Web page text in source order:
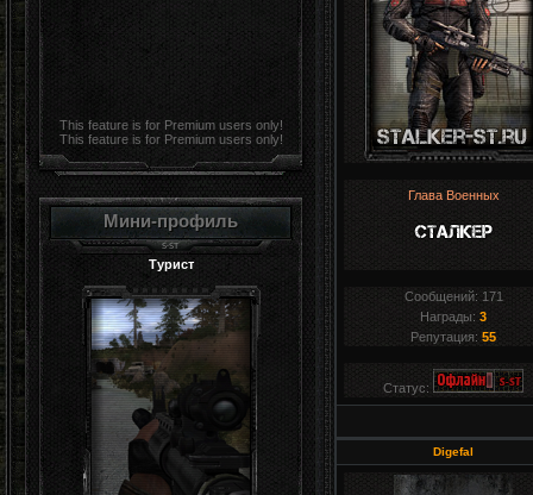
This feature is for Premium users only!
This feature is for Premium users only!
Мини-профиль
Турист
Глава Военных
Сообщений: 171
Награды: 3
Репутация: 55
Статус:
Digefal